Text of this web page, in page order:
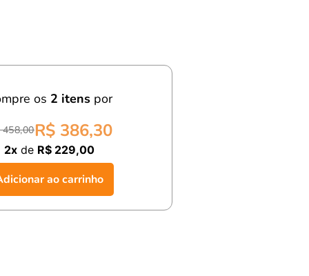
os 2 itenspor
458,00R$ 386,30
2x de R$ 229,00
ao carrinho